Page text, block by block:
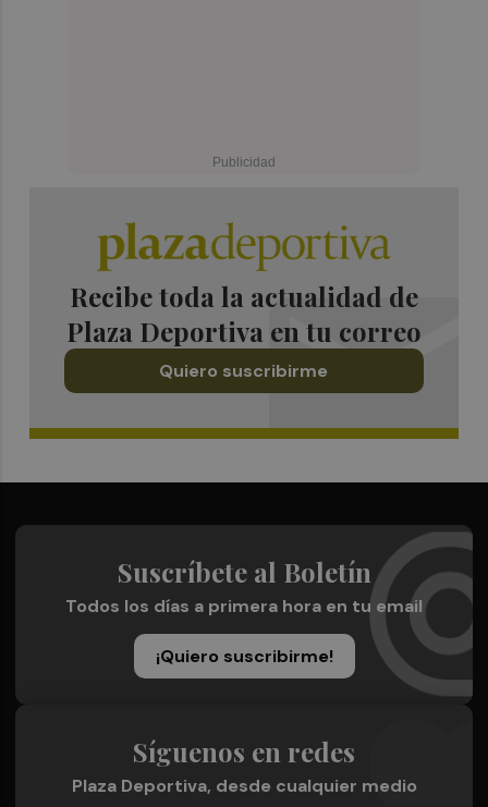
Recibe toda la actualidad de
Plaza Deportiva en tu correo
Quiero suscribirme
Suscríbete al Boletín
Todos los días a primera hora en tu email
¡Quiero suscribirme!
Síguenos en redes
Plaza Deportiva, desde cualquier medio